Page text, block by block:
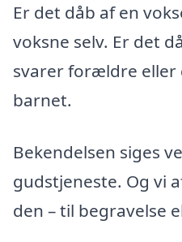
Er det dåb af en
voksne selv. Er det
svarer forældre
barnet.
Bekendelsen siges
gudstjeneste. Og vi
den – til begravelse